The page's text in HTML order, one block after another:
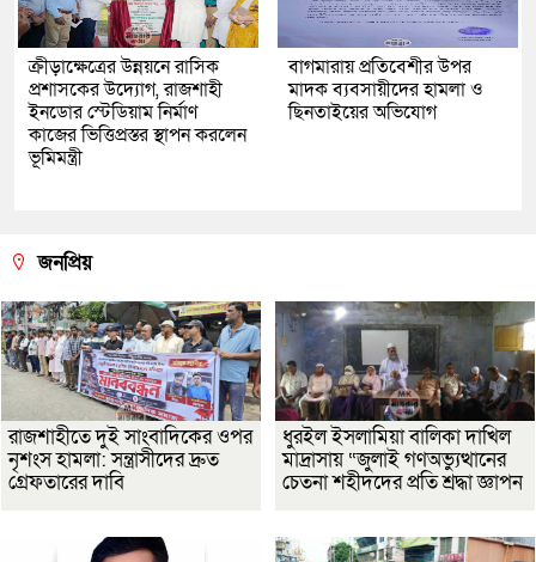
ক্রীড়াক্ষেত্রের উন্নয়নে রাসিক
প্রশাসকের উদ্যোগ, রাজশাহী
ইনডোর স্টেডিয়াম নির্মাণ
কাজের ভিত্তিপ্রস্তর স্থাপন করলেন
ভূমিমন্ত্রী
বাগমারায় প্রতিবেশীর উপর
মাদক ব্যবসায়ীদের হামলা ও
ছিনতাইয়ের অভিযোগ
জনপ্রিয়
রাজশাহীতে দুই সাংবাদিকের ওপর
নৃশংস হামলা: সন্ত্রাসীদের দ্রুত
গ্রেফতারের দাবি
ধুরইল ইসলামিয়া বালিকা দাখিল
মাদ্রাসায় “জুলাই গণঅভ্যুত্থানের
চেতনা শহীদদের প্রতি শ্রদ্ধা জ্ঞাপন